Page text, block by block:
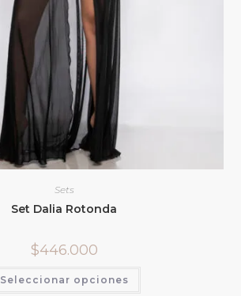
Sets
Set Dalia Rotonda
$446.000
Seleccionar opciones